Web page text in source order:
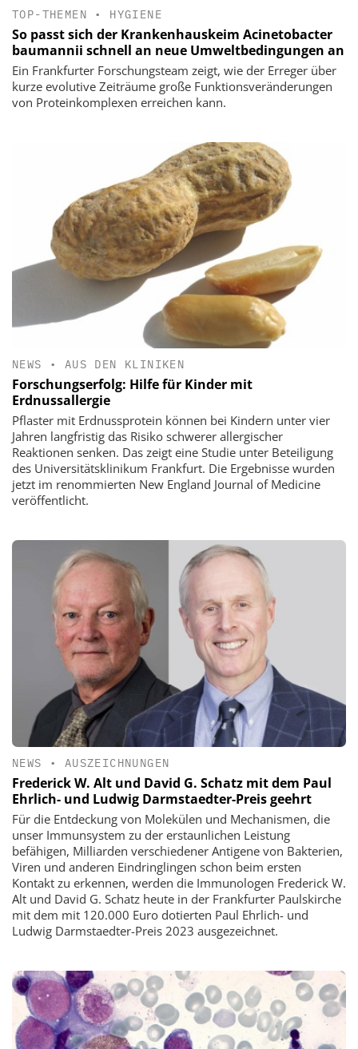
TOP-THEMEN • HYGIENE
So passt sich der Krankenhauskeim Acinetobacter
baumannii schnell an neue Umweltbedingungen an
Ein Frankfurter Forschungsteam zeigt, wie der Erreger über
kurze evolutive Zeiträume große Funktionsveränderungen
von Proteinkomplexen erreichen kann.
NEWS • AUS DEN KLINIKEN
Forschungserfolg: Hilfe für Kinder mit
Erdnussallergie
Pflaster mit Erdnussprotein können bei Kindern unter vier
Jahren langfristig das Risiko schwerer allergischer
Reaktionen senken. Das zeigt eine Studie unter Beteiligung
des Universitätsklinikum Frankfurt. Die Ergebnisse wurden
jetzt im renommierten New England Journal of Medicine
veröffentlicht.
NEWS • AUSZEICHNUNGEN
Frederick W. Alt und David G. Schatz mit dem Paul
Ehrlich- und Ludwig Darmstaedter-Preis geehrt
Für die Entdeckung von Molekülen und Mechanismen, die
unser Immunsystem zu der erstaunlichen Leistung
befähigen, Milliarden verschiedener Antigene von Bakterien,
Viren und anderen Eindringlingen schon beim ersten
Kontakt zu erkennen, werden die Immunologen Frederick W.
Alt und David G. Schatz heute in der Frankfurter Paulskirche
mit dem mit 120.000 Euro dotierten Paul Ehrlich- und
Ludwig Darmstaedter-Preis 2023 ausgezeichnet.